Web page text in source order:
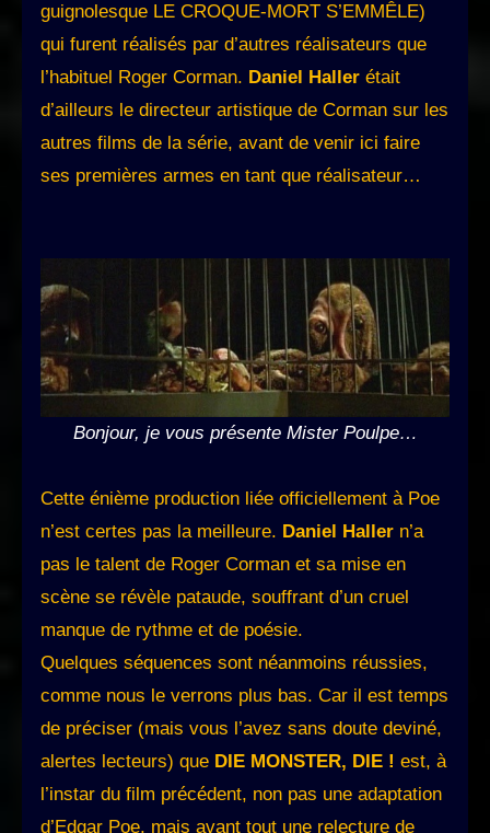
guignolesque LE CROQUE-MORT S’EMMÊLE)
qui furent réalisés par d’autres réalisateurs que
l’habituel Roger Corman. Daniel Haller était
d’ailleurs le directeur artistique de Corman sur les
autres films de la série, avant de venir ici faire
ses premières armes en tant que réalisateur…
Bonjour, je vous présente Mister Poulpe…
Cette énième production liée officiellement à Poe
n’est certes pas la meilleure. Daniel Haller n’a
pas le talent de Roger Corman et sa mise en
scène se révèle pataude, souffrant d’un cruel
manque de rythme et de poésie.
Quelques séquences sont néanmoins réussies,
comme nous le verrons plus bas. Car il est temps
de préciser (mais vous l’avez sans doute deviné,
alertes lecteurs) que DIE MONSTER, DIE ! est, à
l’instar du film précédent, non pas une adaptation
d’Edgar Poe, mais avant tout une relecture de